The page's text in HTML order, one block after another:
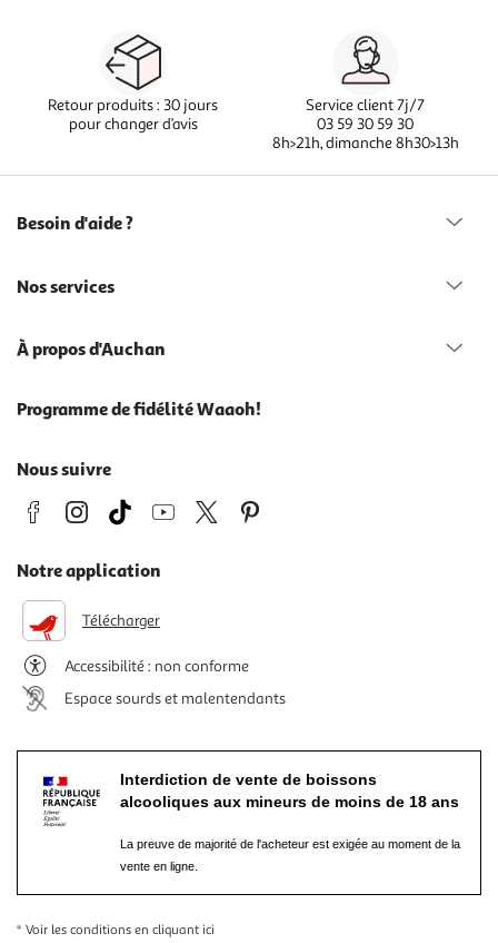
Retour produits : 30 jours
pour changer d’avis
Service client 7j/7
03 59 30 59 30
8h>21h, dimanche 8h30>13h
Besoin d'aide ?
Nos services
À propos d'Auchan
Programme de fidélité Waaoh!
Nous suivre
Notre application
Télécharger
Accessibilité : non conforme
Espace sourds et malentendants
Interdiction de vente de boissons
alcooliques aux mineurs de moins de 18 ans
La preuve de majorité de l'acheteur est exigée au moment de la
vente en ligne.
* Voir les conditions en cliquant ici